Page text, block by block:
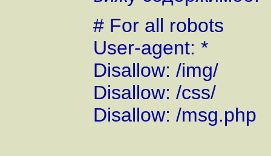
# For all robots
User-agent: *
Disallow: /img/
Disallow: /css/
Disallow: /msg.php